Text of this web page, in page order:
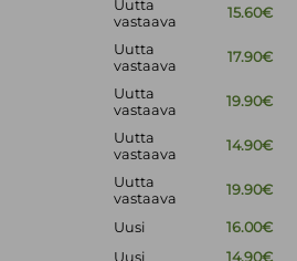
Uutta
vastaava
15.60€
Uutta
vastaava
17.90€
Uutta
vastaava
19.90€
Uutta
vastaava
14.90€
Uutta
vastaava
19.90€
Uusi
16.00€
Uusi 14.90€